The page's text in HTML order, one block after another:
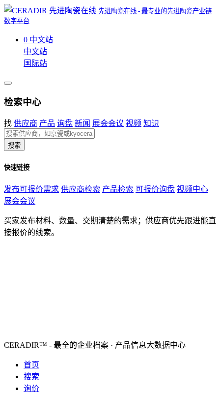
先进陶瓷在线 - 最专业的先进陶瓷产业链
数字平台
0 中文站
中文站
国际站
检索中心
找 供应商 产品 询盘 新闻 展会会议 视频 知识
搜索
快速链接
发布可报价需求 供应商检索 产品检索 可报价询盘 视频中心
展会会议
买家发布材料、数量、交期清楚的需求；供应商优先跟进能直
接报价的线索。
CERADIR™ - 最全的企业档案 · 产品信息大数据中心
首页
搜索
询价